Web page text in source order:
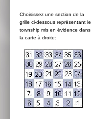
Choisissez une section de la
grille ci-dessous représentant le
township mis en évidence dans
la carte à droite: